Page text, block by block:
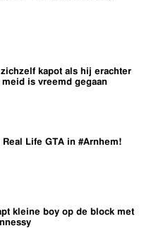
kapot als hij erachter
meid is vreemd gegaan
Real Life GTA in #Arnhem!
kleine boy op de block met